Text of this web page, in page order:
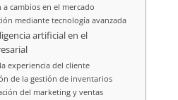
a cambios en el mercado
mediante tecnología avanzada
artificial en el
experiencia del cliente
de la gestión de inventarios
del marketing y ventas